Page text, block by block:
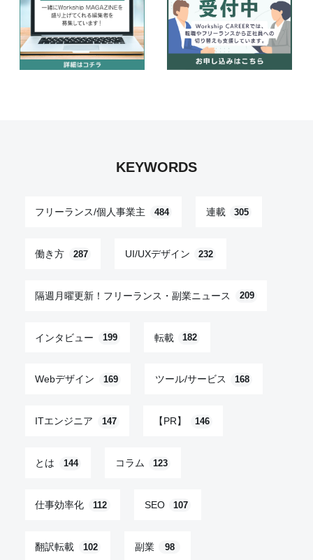
KEYWORDS
フリーランス/個人事業主 484 連載 305
働き方 287 UI/UXデザイン 232
隔週月曜更新！フリーランス・副業ニュース 209
インタビュー 199 転載 182
Webデザイン 169 ツール/サービス 168
ITエンジニア 147 【PR】 146
とは 144 コラム 123
仕事効率化 112 SEO 107
翻訳転載 102 副業 98